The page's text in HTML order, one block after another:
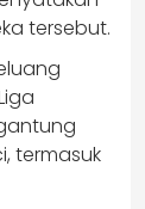
tersebut.
termasuk